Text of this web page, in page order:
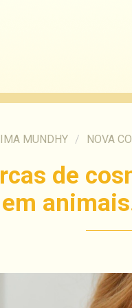
MUNDHY / NOVA
de